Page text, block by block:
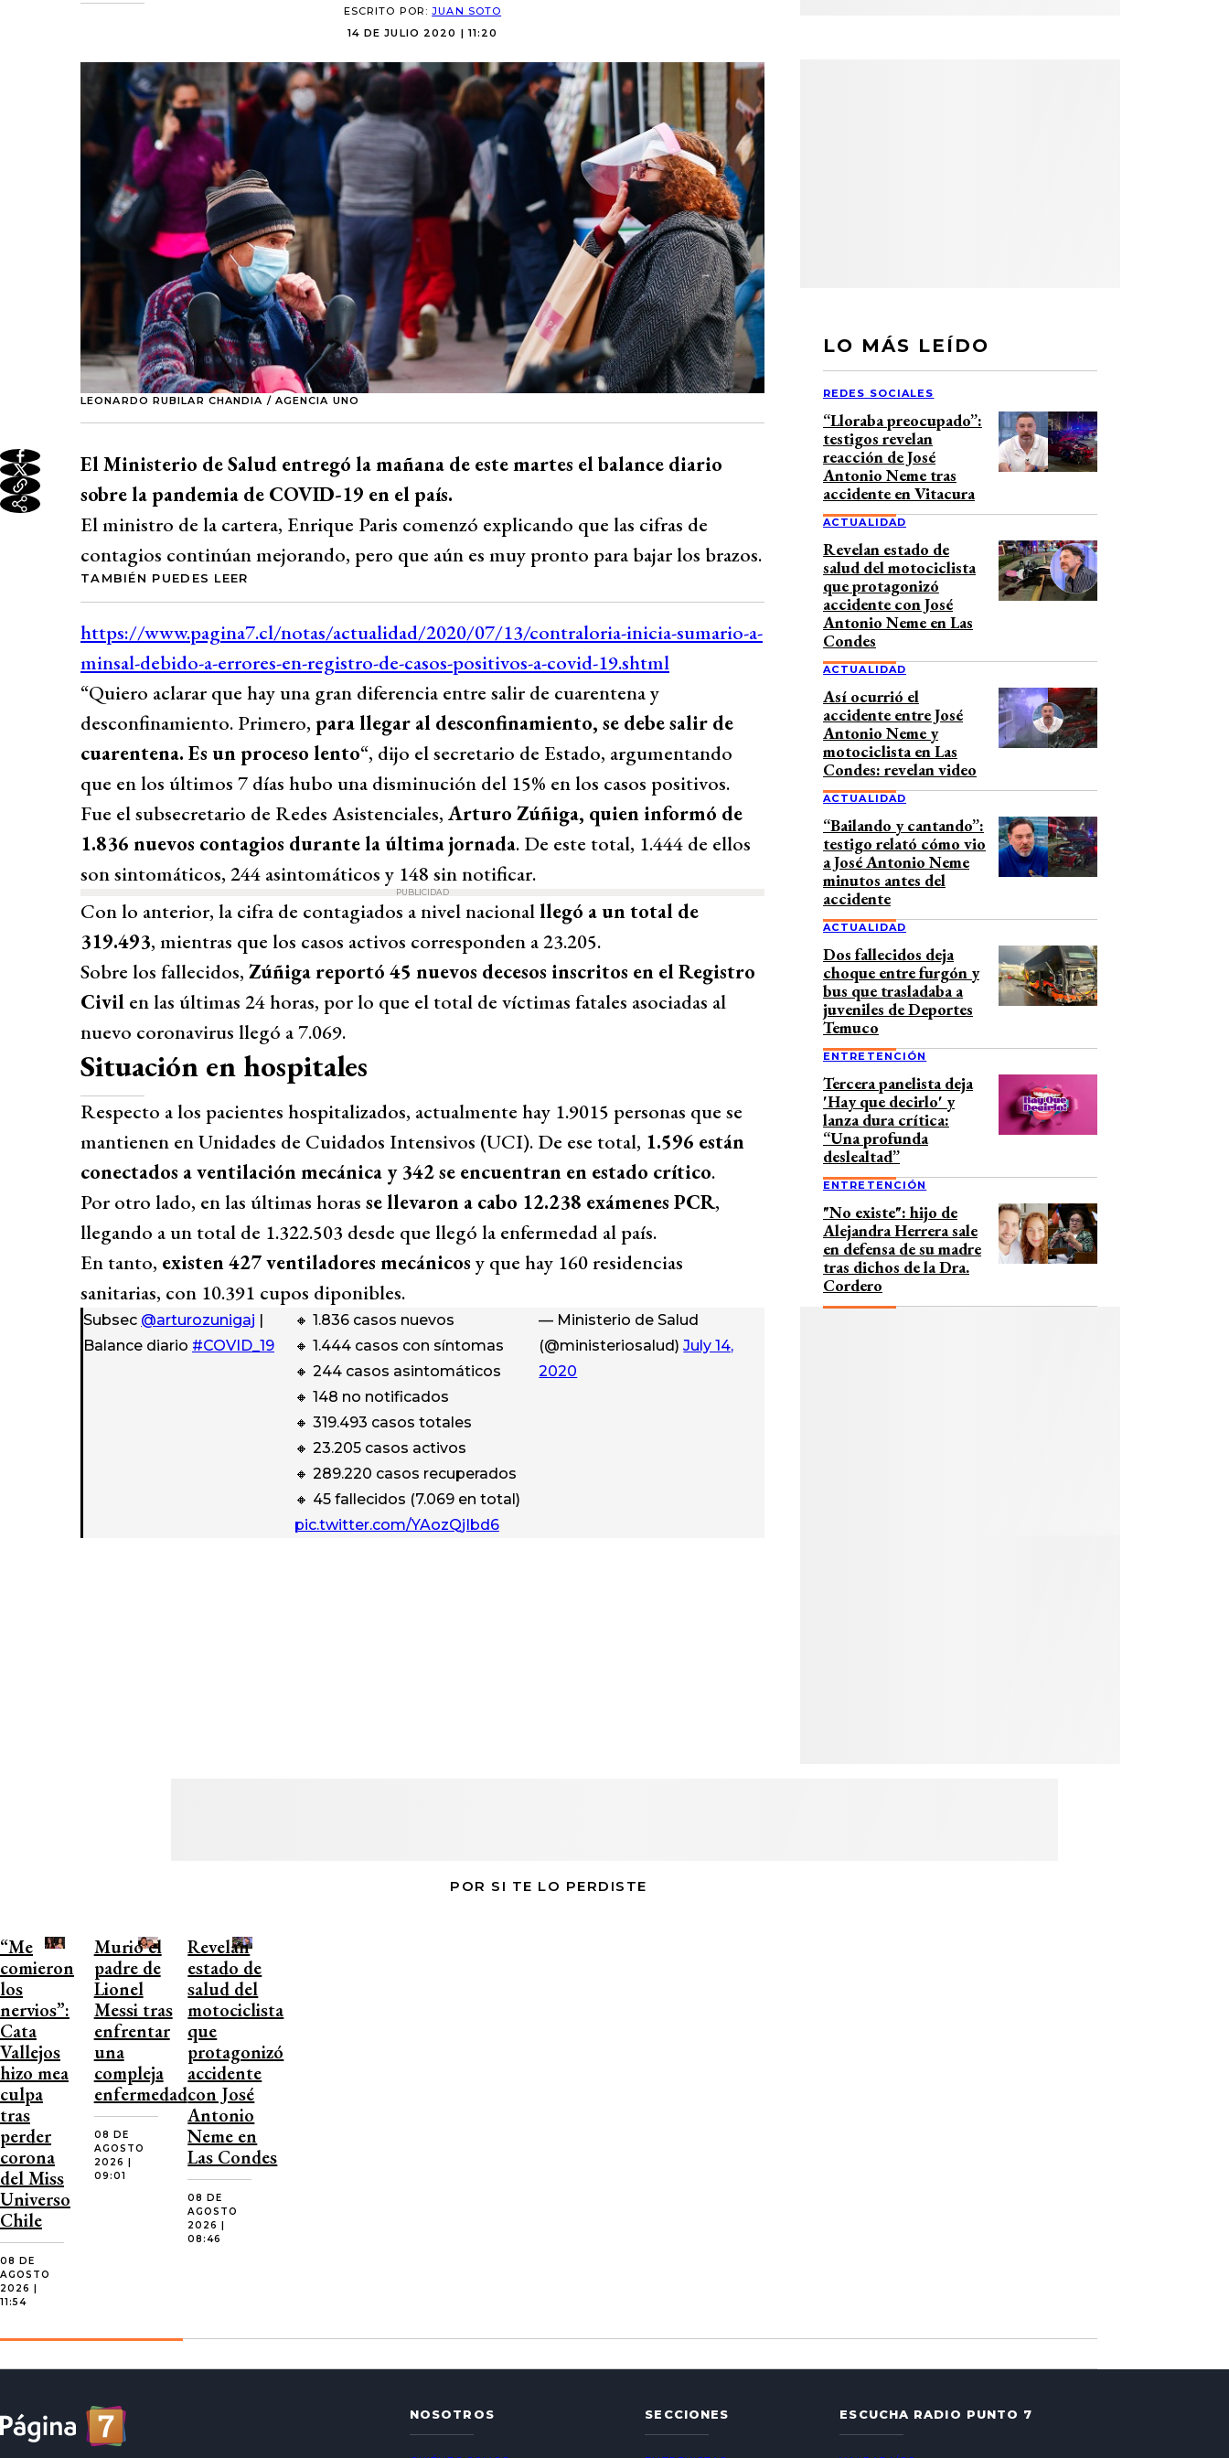
ESCRITO POR:JUAN SOTO
14 DE JULIO 2020 | 11:20
LEONARDO RUBILAR CHANDIA / AGENCIA UNO
El Ministerio de Salud entregó la mañana de este martes el balance diario
sobre la pandemia de COVID-19 en el país.
El ministro de la cartera, Enrique Paris comenzó explicando que las cifras de
contagios continúan mejorando, pero que aún es muy pronto para bajar los brazos.
TAMBIÉN PUEDES LEER
“Quiero aclarar que hay una gran diferencia entre salir de cuarentena y
desconfinamiento. Primero, para llegar al desconfinamiento, se debe salir de
cuarentena. Es un proceso lento“, dijo el secretario de Estado, argumentando
que en los últimos 7 días hubo una disminución del 15% en los casos positivos.
Fue el subsecretario de Redes Asistenciales, Arturo Zúñiga, quien informó de
1.836 nuevos contagios durante la última jornada. De este total, 1.444 de ellos
son sintomáticos, 244 asintomáticos y 148 sin notificar.
PUBLICIDAD
Con lo anterior, la cifra de contagiados a nivel nacionalllegó a un total de
319.493, mientras que los casos activos corresponden a 23.205.
Sobre los fallecidos, Zúñiga reportó 45 nuevos decesos inscritos en el Registro
Civil en las últimas 24 horas, por lo que el total de víctimas fatales asociadas al
nuevo coronavirus llegó a 7.069.
Situación en hospitales
Respecto a los pacientes hospitalizados, actualmente hay 1.9015 personas que se
mantienen en Unidades de Cuidados Intensivos (UCI). De ese total, 1.596 están
conectados a ventilación mecánica y 342 se encuentran en estado crítico.
Por otro lado, en las últimas horas se llevaron a cabo 12.238 exámenes PCR,
llegando a un total de 1.322.503 desde que llegó la enfermedad al país.
En tanto, existen 427 ventiladores mecánicos y que hay 160 residencias
sanitarias, con 10.391 cupos diponibles.
Subsec @arturozunigaj |
Balance diario #COVID_19
🔸 1.836 casos nuevos
🔸 1.444 casos con síntomas
🔸 244 casos asintomáticos
🔸 148 no notificados
🔸 319.493 casos totales
🔸 23.205 casos activos
🔸 289.220 casos recuperados
🔸 45 fallecidos (7.069 en total)
pic.twitter.com/YAozQjIbd6
— Ministerio de Salud
(@ministeriosalud)July 14,
2020
LO MÁS LEÍDO
REDES SOCIALES
“Lloraba preocupado”:
testigos revelan
reacción de José
Antonio Neme tras
accidente en Vitacura
ACTUALIDAD
Revelan estado de
salud del motociclista
que protagonizó
accidente con José
Antonio Neme en Las
Condes
ACTUALIDAD
Así ocurrió el
accidente entre José
Antonio Neme y
motociclista en Las
Condes: revelan video
ACTUALIDAD
“Bailando y cantando”:
testigo relató cómo vio
a José Antonio Neme
minutos antes del
accidente
ACTUALIDAD
Dos fallecidos deja
choque entre furgón y
bus que trasladaba a
juveniles de Deportes
Temuco
ENTRETENCIÓN
Tercera panelista deja
'Hay que decirlo' y
lanza dura crítica:
“Una profunda
deslealtad”
ENTRETENCIÓN
"No existe": hijo de
Alejandra Herrera sale
en defensa de su madre
tras dichos de la Dra.
Cordero
POR SI TE LO PERDISTE
“Me
comieron
los
nervios”:
Cata
Vallejos
hizo mea
culpa
tras
perder
corona
del Miss
Universo
Chile
08 DE
AGOSTO
2026 |
11:54
Murió el
padre de
Lionel
Messi tras
enfrentar
una
compleja
enfermedad
08 DE
AGOSTO
2026 |
09:01
Revelan
estado de
salud del
motociclista
que
protagonizó
accidente
con José
Antonio
Neme en
Las Condes
08 DE
AGOSTO
2026 |
08:46
NOSOTROS SECCIONES ESCUCHA RADIO PUNTO 7